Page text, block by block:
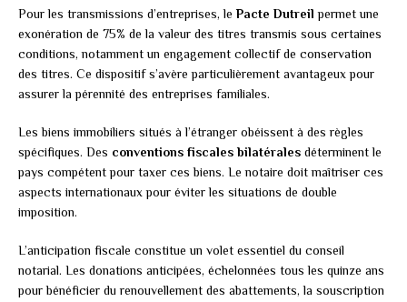
Pour les transmissions d’entreprises, lePacte Dutreil permet une
exonération de 75% de la valeur des titres transmis sous certaines
conditions, notamment un engagement collectif de conservation
des titres. Ce dispositif s’avère particulièrement avantageux pour
assurer la pérennité des entreprises familiales.
Les biens immobiliers situés à l’étranger obéissent à des règles
spécifiques. Des conventions fiscales bilatérales déterminent le
pays compétent pour taxer ces biens. Le notaire doit maîtriser ces
aspects internationaux pour éviter les situations de double
imposition.
L’anticipation fiscale constitue un volet essentiel du conseil
notarial. Les donations anticipées, échelonnées tous les quinze ans
pour bénéficier du renouvellement des abattements, la souscription